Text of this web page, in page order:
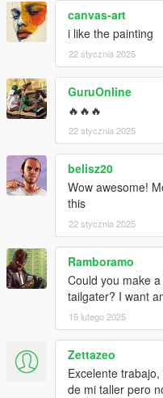
canvas-art
i like the painting
22 stycznia 2025
GuruOnline
🔥🔥🔥
22 stycznia 2025
belisz20
Wow awesome!
this
22 stycznia 2025
Ramboramo
Could you make
tailgater? I want
15 lutego 2025
Zettazeo
Excelente
de mi taller pero